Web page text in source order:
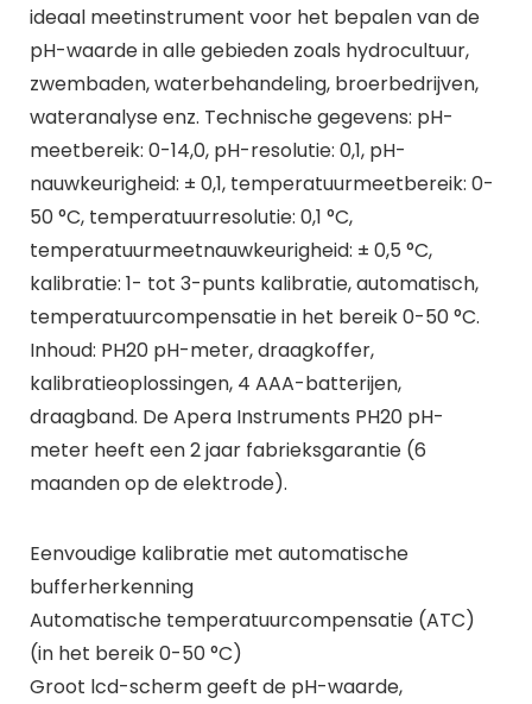
ideaal meetinstrument voor het bepalen van de
pH-waarde in alle gebieden zoals hydrocultuur,
zwembaden, waterbehandeling, broerbedrijven,
wateranalyse enz. Technische gegevens: pH-
meetbereik: 0-14,0, pH-resolutie: 0,1, pH-
nauwkeurigheid: ± 0,1, temperatuurmeetbereik: 0-
50 °C, temperatuurresolutie: 0,1 °C,
temperatuurmeetnauwkeurigheid: ± 0,5 °C,
kalibratie: 1- tot 3-punts kalibratie, automatisch,
temperatuurcompensatie in het bereik 0-50 °C.
Inhoud: PH20 pH-meter, draagkoffer,
kalibratieoplossingen, 4 AAA-batterijen,
draagband. De Apera Instruments PH20 pH-
meter heeft een 2 jaar fabrieksgarantie (6
maanden op de elektrode).
Eenvoudige kalibratie met automatische
bufferherkenning
Automatische temperatuurcompensatie (ATC)
(in het bereik 0-50 °C)
Groot lcd-scherm geeft de pH-waarde,